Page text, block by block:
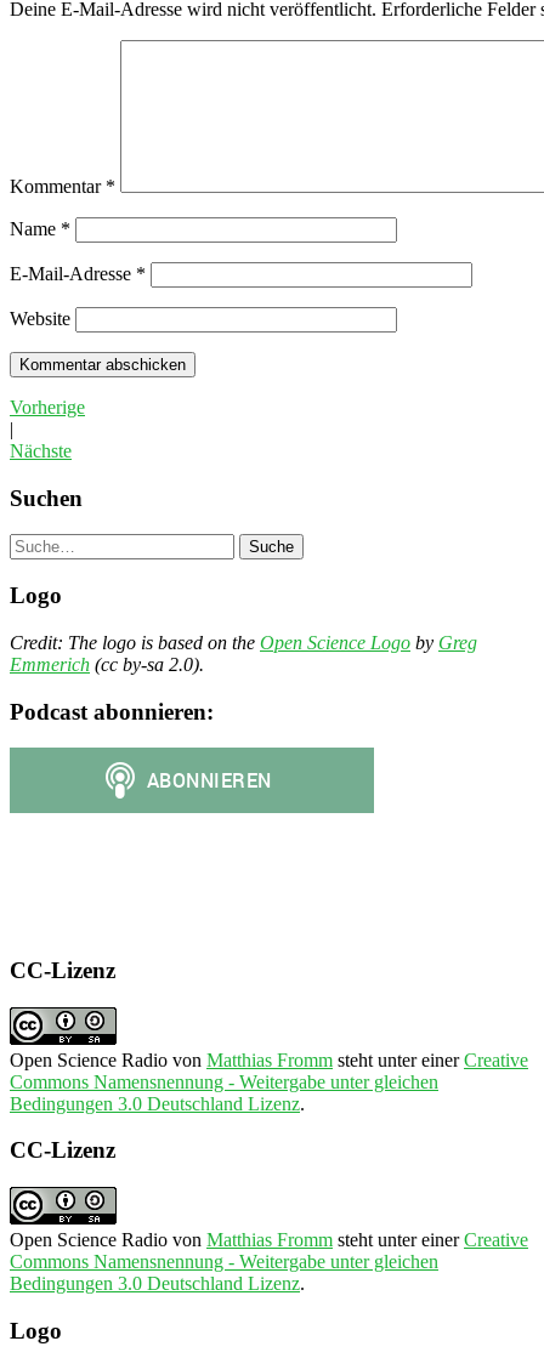
Deine E-Mail-Adresse wird nicht veröffentlicht. Erforderliche Felder
Kommentar *
Name *
E-Mail-Adresse *
Website
Vorherige
|
Nächste
Suchen
Suche
Logo
Credit: The logo is based on the Open Science Logo by Greg
Emmerich (cc by-sa 2.0).
Podcast abonnieren:
CC-Lizenz
Open Science Radio von Matthias Fromm steht unter einerCreative
Commons Namensnennung - Weitergabe unter gleichen
Bedingungen 3.0 Deutschland Lizenz.
CC-Lizenz
Open Science Radio von Matthias Fromm steht unter einerCreative
Commons Namensnennung - Weitergabe unter gleichen
Bedingungen 3.0 Deutschland Lizenz.
Logo